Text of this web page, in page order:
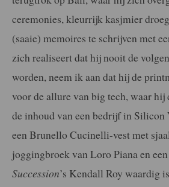
ceremonies, kleurrijk kasjmier
(saaie) memoires te schrijven met
zich realiseert dat hij nooit de
worden, neem ik aan dat hij de
voor de allure van big tech, waar hij
de inhoud van een bedrijf in Silicon
een Brunello Cucinelli-vest met
joggingbroek van Loro Piana en
Succession’s Kendall Roy waardig